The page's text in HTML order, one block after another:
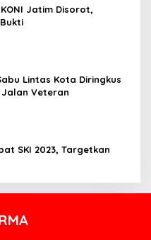
KONI Jatim Disorot,
Lintas Kota Diringkus
Jalan Veteran
SKI 2023, Targetkan